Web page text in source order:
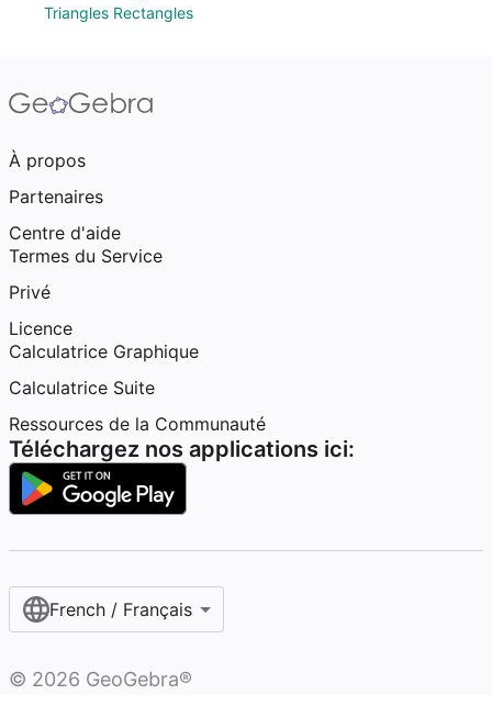
Triangles Rectangles
À propos
Partenaires
Centre d'aide
Termes du Service
Privé
Licence
Calculatrice Graphique
Calculatrice Suite
Ressources de la Communauté
Téléchargez nos applications ici:
French / Français‎
© 2026 GeoGebra®